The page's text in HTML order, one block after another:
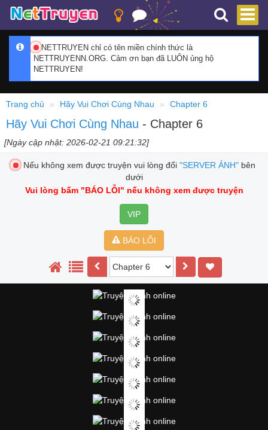
NETTRUYEN chỉ có tên miền chính thức là
NETTRUYENN.ORG. Cảm ơn bạn đã LUÔN ủng hộ
NETTRUYEN!
Trang chủ Hãy Vui Chơi Cùng Nhau Chapter 6
Hãy Vui Chơi Cùng Nhau - Chapter 6
[Ngày cập nhật: 2026-02-21 09:21:32]
Nếu không xem được truyện vui lòng đổi "SERVER ẢNH"bên
dưới
Vui lòng bấm "BÁO LỖI" nếu không xem được truyện
VIP
BÁO LỖI